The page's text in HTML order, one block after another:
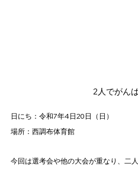
2人でがん
日にち：令和7年4日20日（日）
場所：西調布体育館
今回は選考会や他の大会が重なり、二